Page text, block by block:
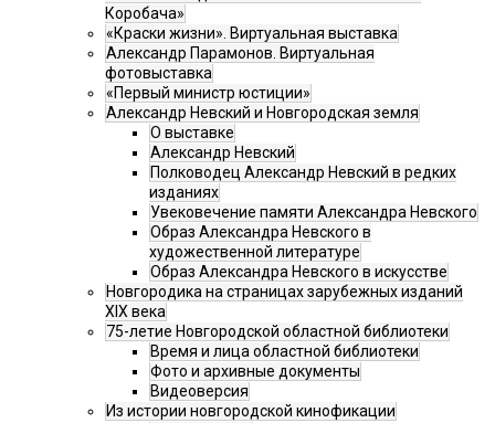
Коробача»
«Краски жизни». Виртуальная выставка
Александр Парамонов. Виртуальная
фотовыставка
«Первый министр юстиции»
Александр Невский и Новгородская земля
О выставке
Александр Невский
Полководец Александр Невский в редких
изданиях
Увековечение памяти Александра Невского
Образ Александра Невского в
художественной литературе
Образ Александра Невского в искусстве
Новгородика на страницах зарубежных изданий
XIX века
75-летие Новгородской областной библиотеки
Время и лица областной библиотеки
Фото и архивные документы
Видеоверсия
Из истории новгородской кинофикации